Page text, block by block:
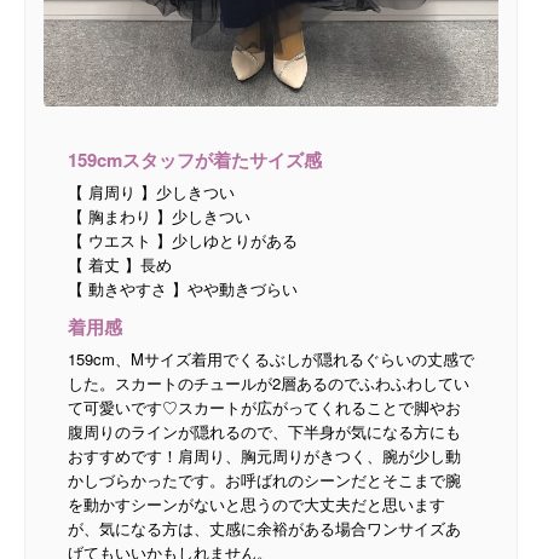
159cmスタッフが着たサイズ感
【 肩周り 】少しきつい
【 胸まわり 】少しきつい
【 ウエスト 】少しゆとりがある
【 着丈 】長め
【 動きやすさ 】やや動きづらい
着用感
159cm、Mサイズ着用でくるぶしが隠れるぐらいの丈感で
した。スカートのチュールが2層あるのでふわふわしてい
て可愛いです♡スカートが広がってくれることで脚やお
腹周りのラインが隠れるので、下半身が気になる方にも
おすすめです！肩周り、胸元周りがきつく、腕が少し動
かしづらかったです。お呼ばれのシーンだとそこまで腕
を動かすシーンがないと思うので大丈夫だと思います
が、気になる方は、丈感に余裕がある場合ワンサイズあ
げてもいいかもしれません。